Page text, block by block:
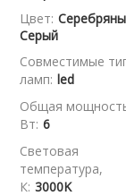
Цвет:
Серый
Совместимые
ламп: led
Общая
Вт: 6
Световая
температура,
К: 3000K